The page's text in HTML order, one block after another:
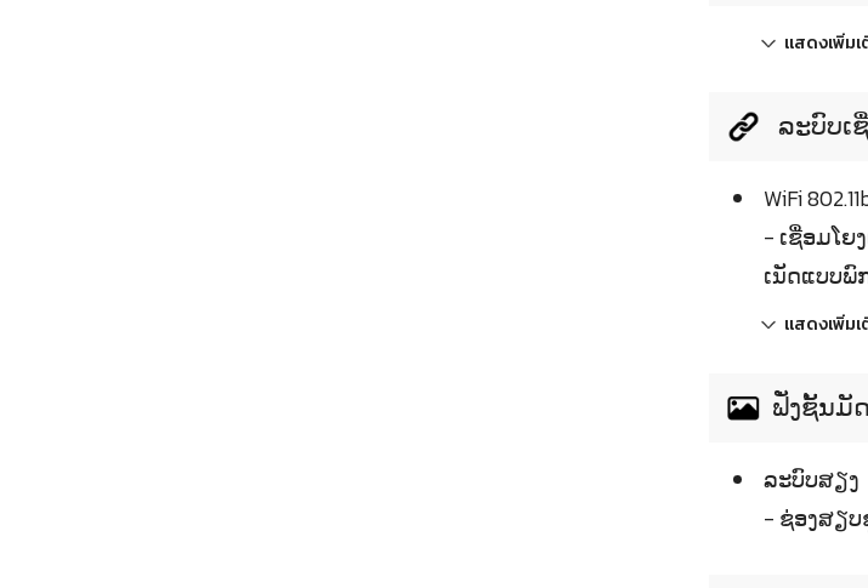
แสดงเพิ่มเ
ລະບົບເ
WiFi
- ເຊື່ອມໂຍ
ເນັດແບບພົ
แสดงเพิ่มเ
ຟັ່ງຊັ້ນມັ
ລະບົບສຽງ
- ຊ່ອງສຽບ